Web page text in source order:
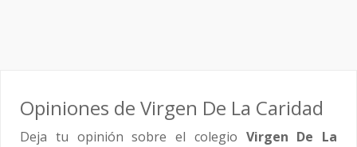
Opiniones de Virgen De La Caridad
Deja tu opinión sobre el colegio Virgen De La